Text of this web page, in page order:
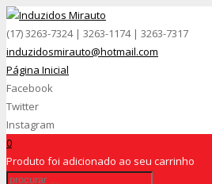
(17) 3263-7324 | 3263-1174 | 3263-7317
induzidosmirauto@hotmail.com
Página Inicial
Facebook
Twitter
Instagram
0
Produto foi adicionado ao seu carrinho